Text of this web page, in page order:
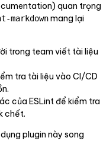
quan trọng
markdownmang lại
trong team viết tài liệu
tra tài liệu vào CI/CD
của ESLint để kiểm tra
chết.
plugin này song